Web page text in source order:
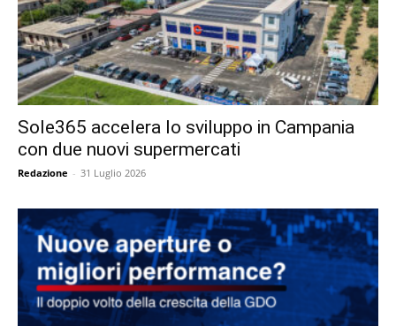
Sole365 accelera lo sviluppo in Campania
con due nuovi supermercati
Redazione - 31 Luglio 2026